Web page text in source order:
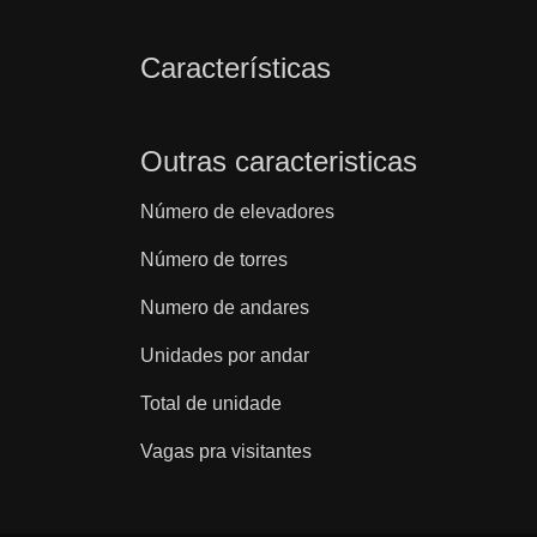
Características
Outras caracteristicas
Número de elevadores
Número de torres
Numero de andares
Unidades por andar
Total de unidade
Vagas pra visitantes